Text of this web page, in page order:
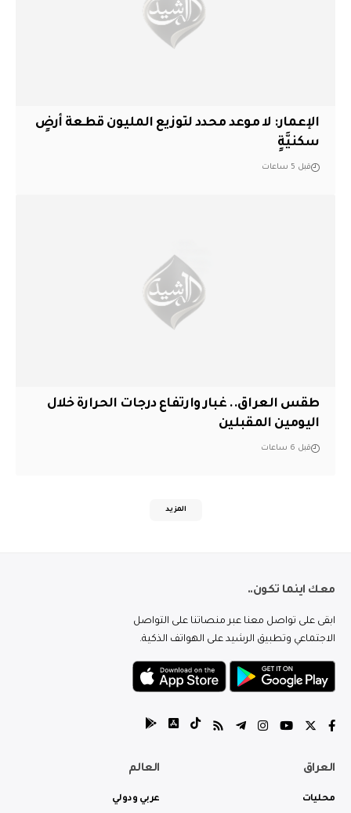
الإعمار: لا موعد محدد لتوزيع المليون قطعة أرضٍ
سكنيَّةٍ
قبل 5 ساعات
طقس العراق.. غبار وارتفاع درجات الحرارة خلال
اليومين المقبلين
قبل 6 ساعات
المزيد
معك اينما تكون..
ابقى على تواصل معنا عبر منصاتنا على التواصل
الاجتماعي وتطبيق الرشيد على الهواتف الذكية.
العراق
محليات
العالم
عربي ودولي